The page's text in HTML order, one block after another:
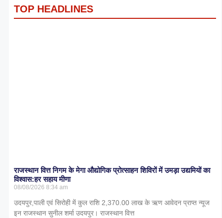
TOP HEADLINES
राजस्थान वित्त निगम के मेगा औद्योगिक प्रोत्साहन शिविरों में उमड़ा उद्यमियों का
विश्वास:हर सहाय मीणा
08/08/2026 8:34 am
उदयपुर,पाली एवं सिरोही में कुल राशि 2,370.00 लाख के ऋण आवेदन प्राप्त न्यूज
इन राजस्थान सुनील शर्मा उदयपुर। राजस्थान वित्त